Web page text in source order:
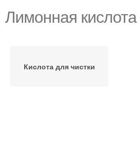
Лимонная кислота
Кислота для чистки